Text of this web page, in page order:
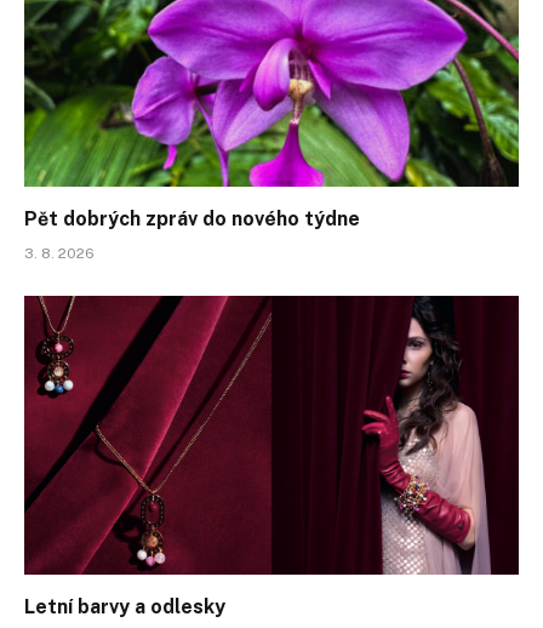
Pět dobrých zpráv do nového týdne
3. 8. 2026
Letní barvy a odlesky